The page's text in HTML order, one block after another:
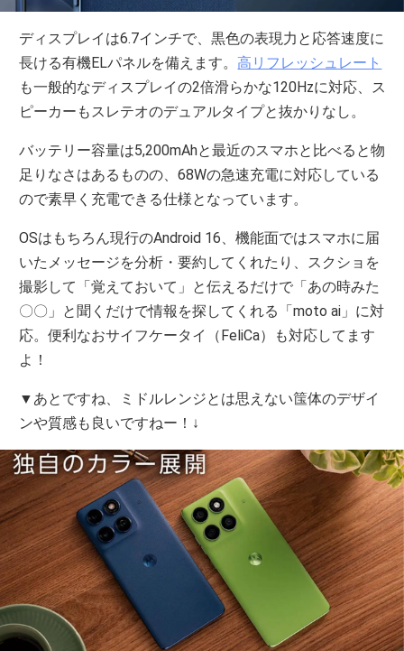
ディスプレイは6.7インチで、黒色の表現力と応答速度に
長ける有機ELパネルを備えます。高リフレッシュレート
も一般的なディスプレイの2倍滑らかな120Hzに対応、ス
ピーカーもスレテオのデュアルタイプと抜かりなし。
バッテリー容量は5,200mAhと最近のスマホと比べると物
足りなさはあるものの、68Wの急速充電に対応している
ので素早く充電できる仕様となっています。
OSはもちろん現行のAndroid 16、機能面ではスマホに届
いたメッセージを分析・要約してくれたり、スクショを
撮影して「覚えておいて」と伝えるだけで「あの時みた
〇〇」と聞くだけで情報を探してくれる「moto ai」に対
応。便利なおサイフケータイ（FeliCa）も対応してます
よ！
▼あとですね、ミドルレンジとは思えない筺体のデザイ
ンや質感も良いですねー！↓